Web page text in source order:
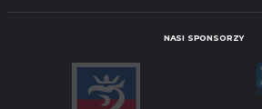
NASI SPONSORZY